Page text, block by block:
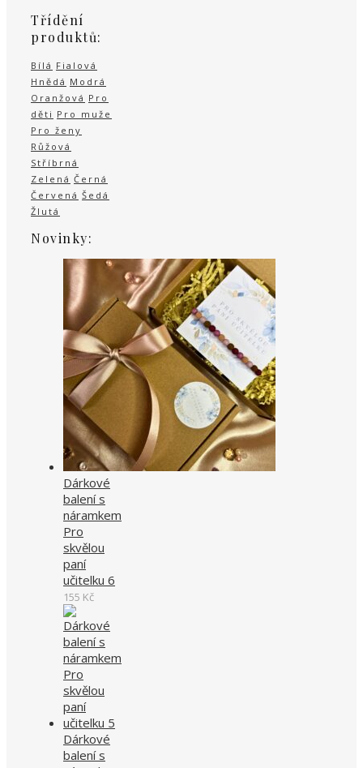
Třídění
produktů:
Bílá Fialová
Hnědá Modrá
Oranžová Pro
děti Pro muže
Pro ženy
Růžová
Stříbrná
Zelená Černá
Červená Šedá
Žlutá
Novinky:
Dárkové
balení s
náramkem
Pro
skvělou
paní
učitelku 6
155 Kč
Dárkové
balení s